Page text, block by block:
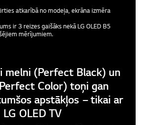
atkarībā no modeļa, ekrāna izmēra
ir 3 reizes gaišāks nekā LG OLED B5
mērījumiem.
melni (Perfect Black) un
Color) toņi gan
apstākļos – tikai ar
LG OLED TV